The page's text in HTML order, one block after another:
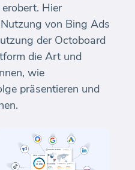
Hier
von Bing Ads
der Octoboard
die Art und
wie
präsentieren und